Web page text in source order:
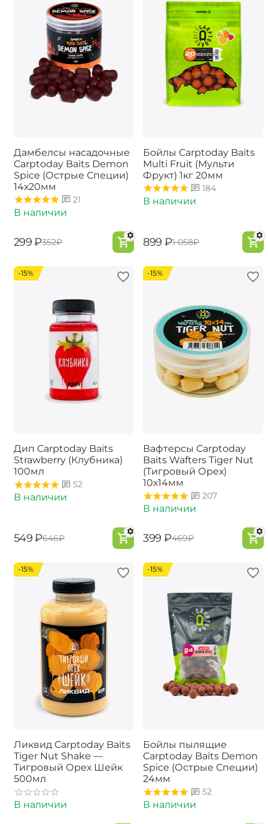
Дамбелсы насадочные
Carptoday Baits Demon
Spice (Острые Специи)
14х20мм
21
В наличии
‍299‍ ₽‍352‍₽
Бойлы Carptoday Baits
Multi Fruit (Мульти
Фрукт) 1кг 20мм
184
В наличии
‍899‍ ₽‍1 058‍₽
-15%
Дип Carptoday Baits
Strawberry (Клубника)
100мл
52
В наличии
‍549‍ ₽‍646‍₽
-15%
Вафтерсы Carptoday
Baits Wafters Tiger Nut
(Тигровый Орех)
10х14мм
207
В наличии
‍399‍ ₽‍469‍₽
-15%
Ликвид Carptoday Baits
Tiger Nut Shake —
Тигровый Орех Шейк
500мл
В наличии
-15%
Бойлы пылящие
Carptoday Baits Demon
Spice (Острые Специи)
24мм
52
В наличии